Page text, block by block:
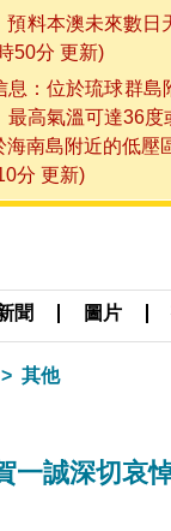
預料本澳未來數
50分 更新)
息：位於琉球群
最高氣溫可達36
海南島附近的低
分 更新)
聞 圖片
其他
一誠深切哀